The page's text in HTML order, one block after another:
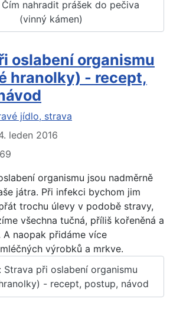
nahradit prášek do pečiva
(vinný kámen)
oslabení organismu
hranolky) - recept,
jídlo, strava
leden 2016
organismu jsou nadměrně
játra. Při infekci bychom jim
trochu úlevy v podobě stravy,
všechna tučná, příliš kořeněná a
A naopak přidáme více
výrobků a mrkve.
Strava při oslabení organismu
- recept, postup, návod